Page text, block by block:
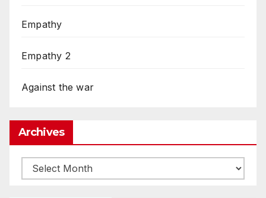
Empathy
Empathy 2
Against the war
Archives